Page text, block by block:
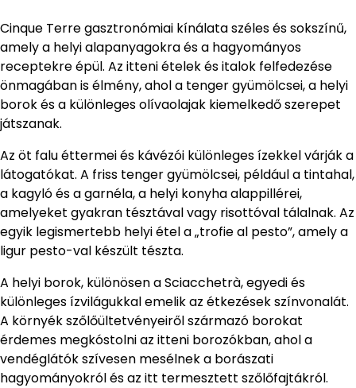
Cinque Terre gasztronómiai kínálata széles és sokszínű,
amely a helyi alapanyagokra és a hagyományos
receptekre épül. Az itteni ételek és italok felfedezése
önmagában is élmény, ahol a tenger gyümölcsei, a helyi
borok és a különleges olívaolajak kiemelkedő szerepet
játszanak.
Az öt falu éttermei és kávézói különleges ízekkel várják a
látogatókat. A friss tenger gyümölcsei, például a tintahal,
a kagyló és a garnéla, a helyi konyha alappillérei,
amelyeket gyakran tésztával vagy risottóval tálalnak. Az
egyik legismertebb helyi étel a „trofie al pesto”, amely a
ligur pesto-val készült tészta.
A helyi borok, különösen a Sciacchetrà, egyedi és
különleges ízvilágukkal emelik az étkezések színvonalát.
A környék szőlőültetvényeiről származó borokat
érdemes megkóstolni az itteni borozókban, ahol a
vendéglátók szívesen mesélnek a borászati
hagyományokról és az itt termesztett szőlőfajtákról.